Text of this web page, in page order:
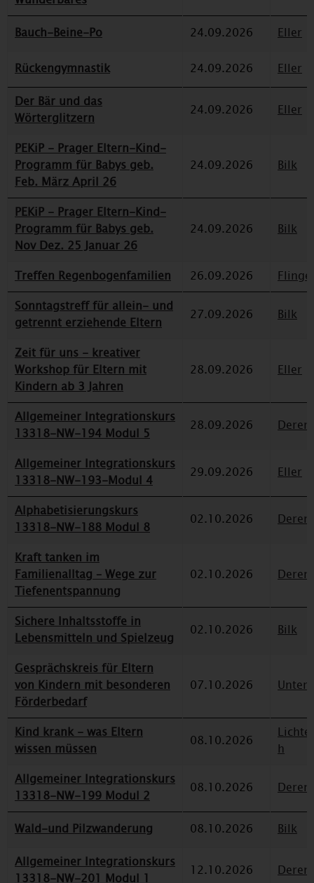
Bauch-Beine-Po
24.09.2026 Eller
Rückengymnastik 24.09.2026
Eller
Der Bär und das
Wörterglitzern
24.09.2026 Eller
PEKiP - Prager Eltern-Kind-
Programm für Babys geb.
Feb. März April 26
24.09.2026 Bilk
PEKiP - Prager Eltern-Kind-
Programm für Babys geb.
Nov Dez. 25 Januar 26
24.09.2026 Bilk
Treffen Regenbogenfamilien 26.09.2026
Sonntagstreff für allein- und
getrennt erziehende Eltern
27.09.2026 Bilk
Zeit für uns - kreativer
Workshop für Eltern mit
Kindern ab 3 Jahren
28.09.2026 Eller
Allgemeiner Integrationskurs
13318-NW-194 Modul 5
28.09.2026
Allgemeiner Integrationskurs
13318-NW-193-Modul 4
29.09.2026 Eller
Alphabetisierungskurs
13318-NW-188 Modul 8
02.10.2026
Kraft tanken im
Familienalltag – Wege zur
Tiefenentspannung
02.10.2026
Sichere Inhaltsstoffe in
Lebensmitteln und Spielzeug
02.10.2026 Bilk
Gesprächskreis für Eltern
von Kindern mit besonderen
Förderbedarf
07.10.2026
Kind krank - was Eltern
wissen müssen
08.10.2026
h
Allgemeiner Integrationskurs
13318-NW-199 Modul 2
08.10.2026
Wald-und Pilzwanderung 08.10.2026
Bilk
Allgemeiner Integrationskurs
13318-NW-201 Modul 1
12.10.2026